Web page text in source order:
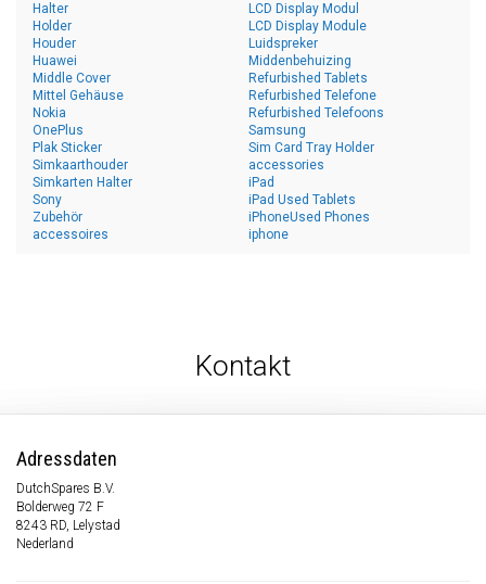
Halter
Holder
Houder
Huawei
LCD Display Modul
LCD Display Module
Luidspreker
Middenbehuizing
Middle Cover
Mittel Gehäuse
Nokia
OnePlus
Plak Sticker
Refurbished Tablets
Refurbished Telefone
Refurbished Telefoons
Samsung
Sim Card Tray Holder
Simkaarthouder
Simkarten Halter
Sony
Zubehör
accessoires
accessories
iPad
iPad Used Tablets
iPhoneUsed Phones
iphone
Kontakt
Adressdaten
DutchSpares B.V.
Bolderweg 72 F
8243 RD, Lelystad
Nederland